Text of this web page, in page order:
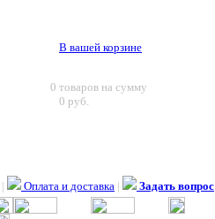
В вашей корзине
0 товаров на сумму
0 руб.
| Оплата и доставка | Задать вопрос